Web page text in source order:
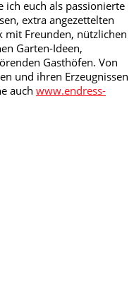
ich euch als passionierte
extra angezettelten
mit Freunden, nützlichen
Garten-Ideen,
Gasthöfen. Von
und ihren Erzeugnissen
auch www.endress-